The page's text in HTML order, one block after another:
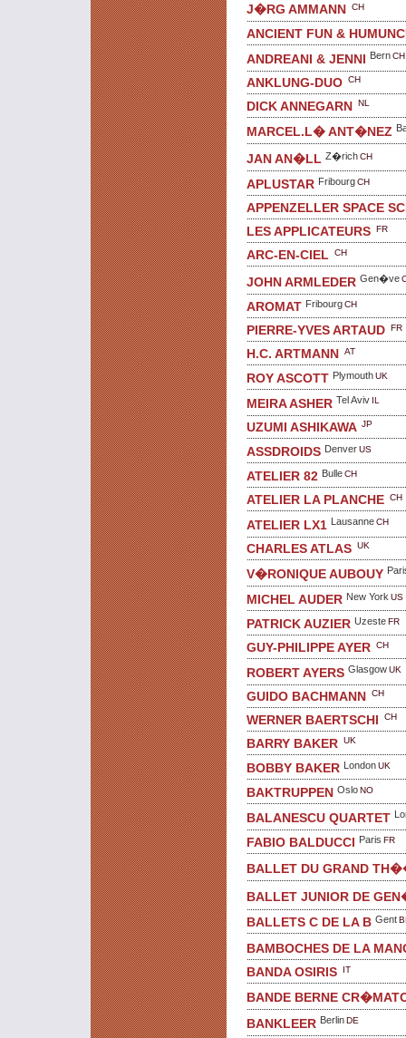
J�RG AMMANN CH
ANCIENT FUN &
ANDREANI & JENNI BernCH
ANKLUNG-DUO CH
DICK ANNEGARN NL
MARCEL.L� ANT�NEZ
JAN AN�LL Z�richCH
APLUSTAR FribourgCH
APPENZELLER SPACE
LES APPLICATEURS FR
ARC-EN-CIEL CH
JOHN ARMLEDER Gen�ve
AROMAT FribourgCH
PIERRE-YVES ARTAUD FR
H.C. ARTMANN AT
ROY ASCOTT PlymouthUK
MEIRA ASHER Tel Aviv IL
UZUMI ASHIKAWA JP
ASSDROIDS DenverUS
ATELIER 82 BulleCH
ATELIER LA PLANCHE CH
ATELIER LX1 LausanneCH
CHARLES ATLAS UK
V�RONIQUE AUBOUY
MICHEL AUDER New York US
PATRICK AUZIER UzesteFR
GUY-PHILIPPE AYER CH
ROBERT AYERS GlasgowUK
GUIDO BACHMANN CH
WERNER BAERTSCHI CH
BARRY BAKER UK
BOBBY BAKER LondonUK
BAKTRUPPEN OsloNO
BALANESCU QUARTET
FABIO BALDUCCI Paris FR
BALLET DU GRAND
BALLET JUNIOR DE
BALLETS C DE LA B Gent
BAMBOCHES DE LA
BANDA OSIRIS
IT
BANDE BERNE
BANKLEER BerlinDE